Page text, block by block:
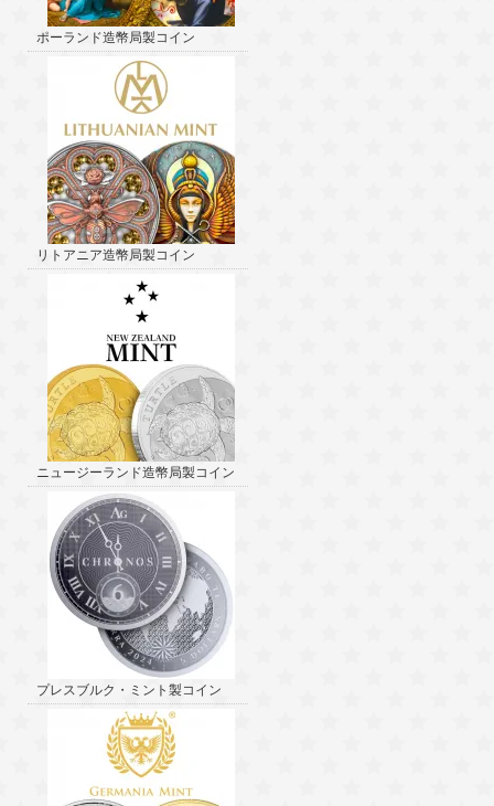
ポーランド造幣局製コイン
リトアニア造幣局製コイン
ニュージーランド造幣局製コイン
プレスブルク・ミント製コイン